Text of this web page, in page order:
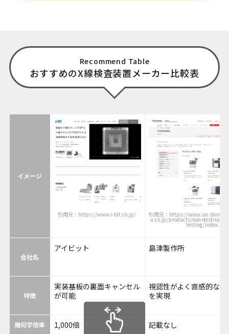
Recommend Table
おすすめのX線検査装置メーカー比較表
イメージ
引用元：https://www.i-bit.co.jp/ 引用元：https://
u.co.jp/products/non-
testing/
会社名
アイビット 島津製作所
特徴
実装基板の裏面キャンセル
が可能
視認性がよく直感的な操
を実現
幾何学倍率 1,000倍 記載なし